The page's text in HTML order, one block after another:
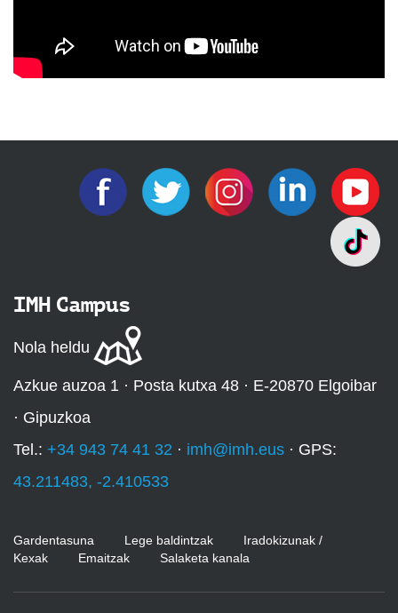
IMH Campus
Nola heldu
Azkue auzoa 1 · Posta kutxa 48 · E-20870 Elgoibar
· Gipuzkoa
Tel.: +34 943 74 41 32 · imh@imh.eus · GPS:
43.211483, -2.410533
Gardentasuna Lege baldintzak
Iradokizunak /
Kexak
Emaitzak Salaketa kanala